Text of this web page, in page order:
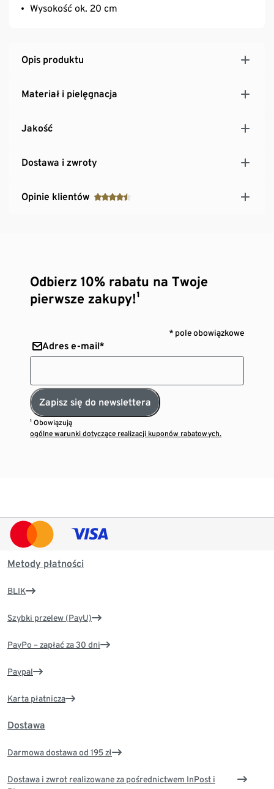
Wysokość ok. 20 cm
Opis produktu
Materiał i pielęgnacja
Jakość
Dostawa i zwroty
Opinie klientów
Odbierz 10% rabatu na Twoje
pierwsze zakupy!¹
* pole obowiązkowe
Adres e-mail*
Zapisz się do newslettera
¹ Obowiązują
ogólne warunki dotyczące realizacji kuponów rabatowych.
Metody płatności
BLIK
Szybki przelew (PayU)
PayPo – zapłać za 30 dni
Paypal
Karta płatnicza
Dostawa
Darmowa dostawa od 195 zł
Dostawa i zwrot realizowane za pośrednictwem InPost i